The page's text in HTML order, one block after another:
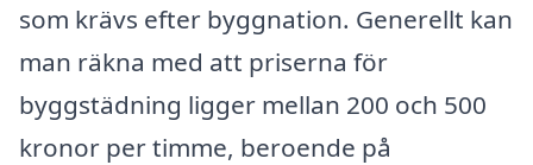
som krävs efter byggnation. Generellt kan
man räkna med att priserna för
byggstädning ligger mellan 200 och 500
kronor per timme, beroende på